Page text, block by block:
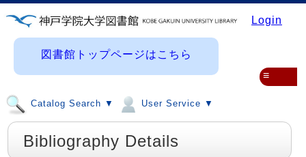
Login
図書館トップページはこちら
Catalog Search ▼ User Service ▼
≡
Bibliography Details